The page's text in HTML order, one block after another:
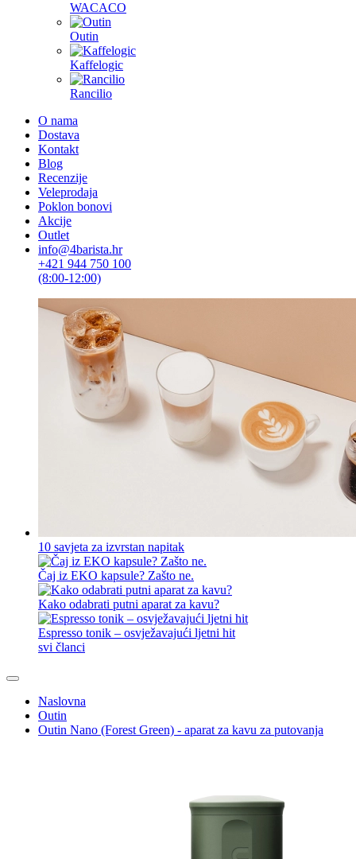
WACACO
Outin
Kaffelogic
Rancilio
O nama
Dostava
Kontakt
Blog
Recenzije
Veleprodaja
Poklon bonovi
Akcije
Outlet
info@4barista.hr
+421 944 750 100
(8:00-12:00)
10 savjeta za izvrstan napitak
Čaj iz EKO kapsule? Zašto ne.
Kako odabrati putni aparat za kavu?
Espresso tonik – osvježavajući ljetni hit
svi članci
Naslovna
Outin
Outin Nano (Forest Green) - aparat za kavu za putovanja